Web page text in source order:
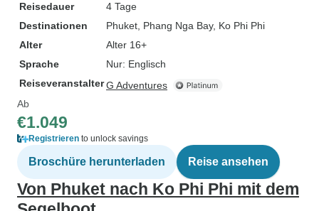
Reisedauer
4 Tage
Destinationen
Phuket , Phang Nga Bay, Ko Phi Phi
Alter
Alter 16+
Sprache
Nur: Englisch
ReiseveranstalterG Adventures
Ab
€1.049
Registrieren to unlock savings
Broschüre herunterladen Reise ansehen
Von Phuket nach Ko Phi Phi mit dem